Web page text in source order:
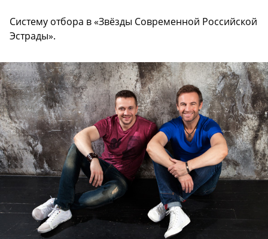
Систему отбора в «Звёзды Современной Российской
Эстрады».